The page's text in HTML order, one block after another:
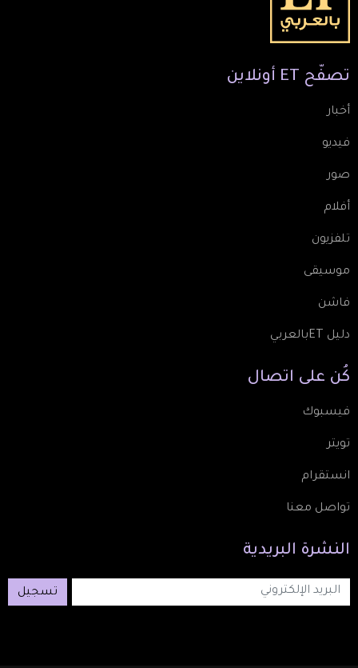
تصفّح ET أونلاين
أخبار
فيديو
صور
أفلام
تلفزيون
موسيقى
فاشن
دليل ETبالعربي
كُن على اتصال
فيسبوك
تويتر
انستقرام
تواصل معنا
النشرة البريدية
تسجيل